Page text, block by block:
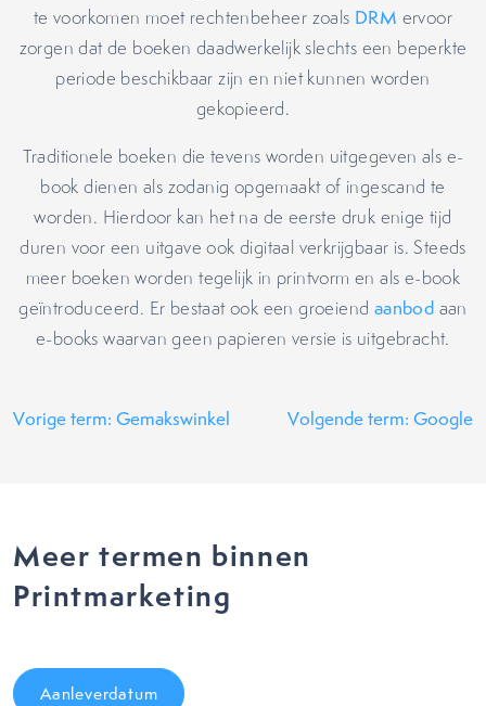
te voorkomen moet rechtenbeheer zoals DRM ervoor
zorgen dat de boeken daadwerkelijk slechts een beperkte
periode beschikbaar zijn en niet kunnen worden
gekopieerd.
Traditionele boeken die tevens worden uitgegeven als e-
book dienen als zodanig opgemaakt of ingescand te
worden. Hierdoor kan het na de eerste druk enige tijd
duren voor een uitgave ook digitaal verkrijgbaar is. Steeds
meer boeken worden tegelijk in printvorm en als e-book
geïntroduceerd. Er bestaat ook een groeiend aanbod aan
e-books waarvan geen papieren versie is uitgebracht.
Vorige term: Gemakswinkel Volgende term: Google
Meer termen binnen
Printmarketing
Aanleverdatum